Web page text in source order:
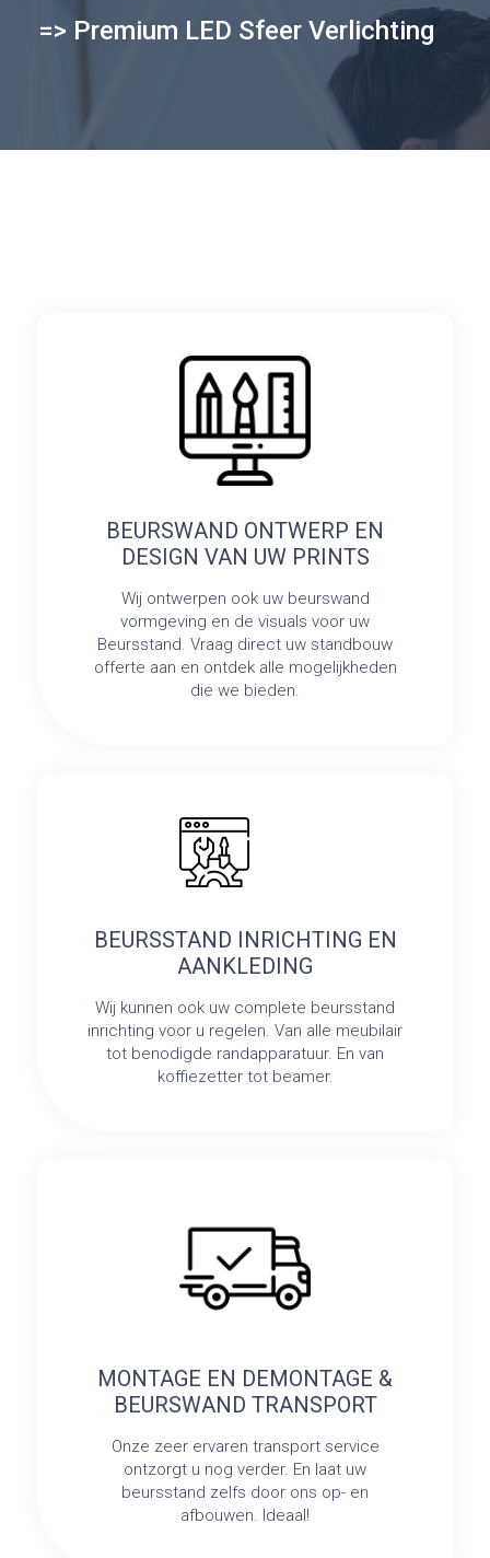
=> Premium LED Sfeer Verlichting
BEURSWAND ONTWERP EN
DESIGN VAN UW PRINTS
Wij ontwerpen ook uw beurswand
vormgeving en de visuals voor uw
Beursstand. Vraag direct uw standbouw
offerte aan en ontdek alle mogelijkheden
die we bieden.
BEURSSTAND INRICHTING EN
AANKLEDING
Wij kunnen ook uw complete beursstand
inrichting voor u regelen. Van alle meubilair
tot benodigde randapparatuur. En van
koffiezetter tot beamer.
MONTAGE EN DEMONTAGE &
BEURSWAND TRANSPORT
Onze zeer ervaren transport service
ontzorgt u nog verder. En laat uw
beursstand zelfs door ons op- en
afbouwen. Ideaal!